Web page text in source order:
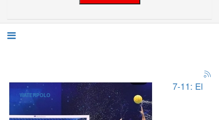
WATERPOLO
7-11: El